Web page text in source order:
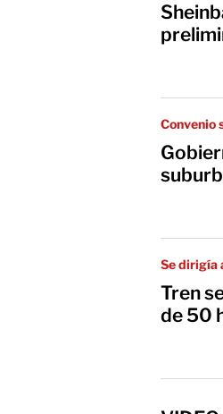
Convenio
Se dirigía
Tren
de 50